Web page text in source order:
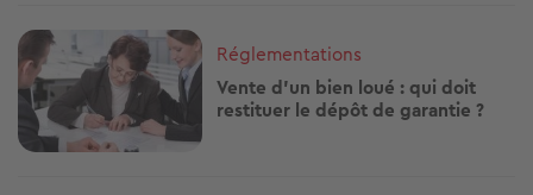
Image
Réglementations
Vente d’un bien loué : qui doit
restituer le dépôt de garantie ?